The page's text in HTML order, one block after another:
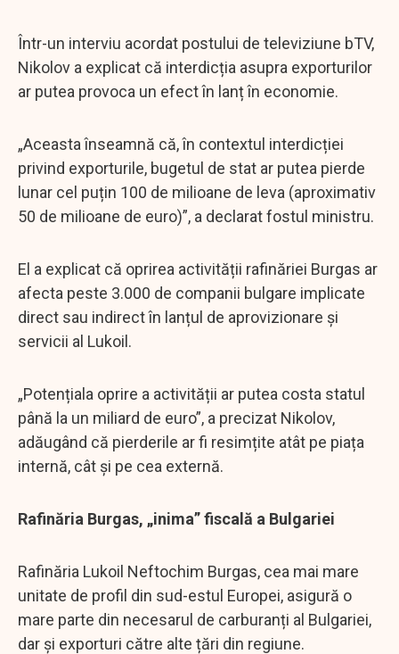
Într-un interviu acordat postului de televiziune bTV,
Nikolov a explicat că interdicția asupra exporturilor
ar putea provoca un efect în lanț în economie.
„Aceasta înseamnă că, în contextul interdicției
privind exporturile, bugetul de stat ar putea pierde
lunar cel puțin 100 de milioane de leva (aproximativ
50 de milioane de euro)”, a declarat fostul ministru.
El a explicat că oprirea activității rafinăriei Burgas ar
afecta peste 3.000 de companii bulgare implicate
direct sau indirect în lanțul de aprovizionare și
servicii al Lukoil.
„Potențiala oprire a activității ar putea costa statul
până la un miliard de euro”, a precizat Nikolov,
adăugând că pierderile ar fi resimțite atât pe piața
internă, cât și pe cea externă.
Rafinăria Burgas, „inima” fiscală a Bulgariei
Rafinăria Lukoil Neftochim Burgas, cea mai mare
unitate de profil din sud-estul Europei, asigură o
mare parte din necesarul de carburanți al Bulgariei,
dar și exporturi către alte țări din regiune.